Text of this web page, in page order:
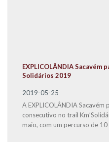
EXPLICOLÂNDIA
Solidários 2019
2019-05-25
A EXPLICOLÂNDIA Sacavém
consecutivo no trail
maio, com um percurso de 10